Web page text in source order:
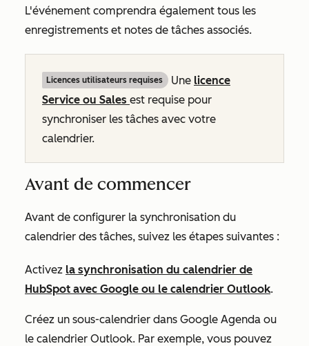
L'événement comprendra également tous les
enregistrements et notes de tâches associés.
Licences utilisateurs requises Une licence
Service ou Sales est requise pour
synchroniser les tâches avec votre
calendrier.
Avant de commencer
Avant de configurer la synchronisation du
calendrier des tâches, suivez les étapes suivantes :
Activez la synchronisation du calendrier de
HubSpot avec Google ou le calendrier Outlook.
Créez un sous-calendrier dans Google Agenda ou
le calendrier Outlook. Par exemple, vous pouvez